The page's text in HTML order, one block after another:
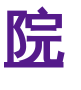
院